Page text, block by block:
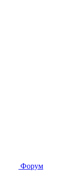
Форум